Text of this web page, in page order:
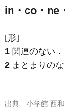
in・co・ne
[形]
1 関連のない．
2 まとまりの
出典 小学館 西